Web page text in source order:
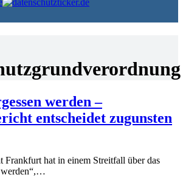
werden –
entscheidet zugunsten
Frankfurt hat in einem Streitfall über das
werden“,…